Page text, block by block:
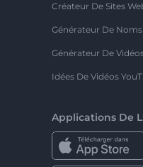
Créateur De Sites
Générateur De
Générateur De
Idées De Vidéos
Applications De